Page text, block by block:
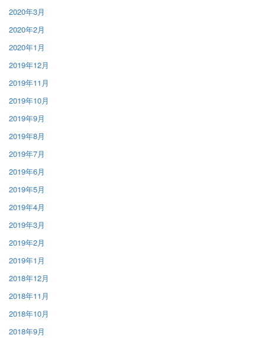
2020年3月
2020年2月
2020年1月
2019年12月
2019年11月
2019年10月
2019年9月
2019年8月
2019年7月
2019年6月
2019年5月
2019年4月
2019年3月
2019年2月
2019年1月
2018年12月
2018年11月
2018年10月
2018年9月